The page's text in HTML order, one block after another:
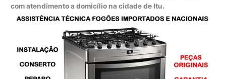
com atendimento a domicílio na cidade de Itu.